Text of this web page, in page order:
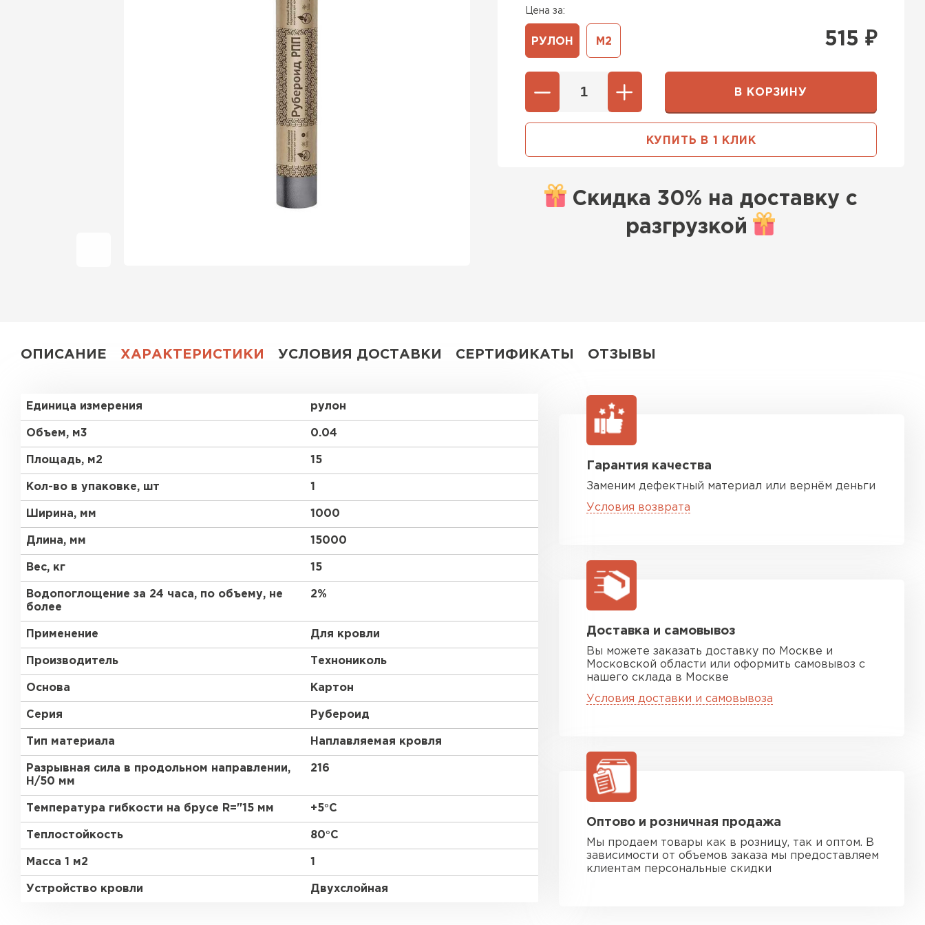
Водосточная система
Цена за:
РУЛОН М2 515 ₽
В КОРЗИНУ
КУПИТЬ В 1 КЛИК
Скидка 30% на доставку с
разгрузкой
ОПИСАНИЕ ХАРАКТЕРИСТИКИ УСЛОВИЯ ДОСТАВКИ СЕРТИФИКАТЫ ОТЗЫВЫ
Единица измерения рулон
Объем, м3 0.04
Площадь, м2 15
Кол-во в упаковке, шт 1
Ширина, мм 1000
Длина, мм 15000
Вес, кг 15
Водопоглощение за 24 часа, по объему, не
более
2%
Применение Для кровли
Производитель Технониколь
Основа Картон
Серия Рубероид
Тип материала Наплавляемая кровля
Разрывная сила в продольном направлении,
Н/50 мм
216
Температура гибкости на брусе R="15 мм +5°С
Теплостойкость 80°С
Масса 1 м2 1
Устройство кровли Двухслойная
Гарантия качества
Заменим дефектный материал или вернём деньги
Условия возврата
Доставка и самовывоз
Вы можете заказать доставку по Москве и
Московской области или оформить самовывоз с
нашего склада в Москве
Условия доставки и самовывоза
Оптово и розничная продажа
Мы продаем товары как в розницу, так и оптом. В
зависимости от объемов заказа мы предоставляем
клиентам персональные скидки
ПЕРЕЙТИ